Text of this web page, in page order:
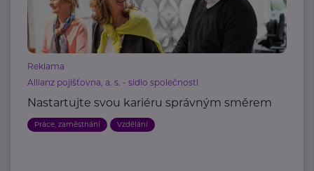
Reklama
Allianz pojišťovna, a. s. - sídlo společnosti
Nastartujte svou kariéru správným směrem
Práce, zaměstnání Vzdělání